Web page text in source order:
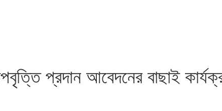
প্রদান আবেদনের বাছাই